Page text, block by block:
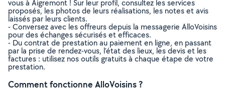
vous à Aigremont ! Sur leur profil, consultez les services
proposés, les photos de leurs réalisations, les notes et avis
laissés par leurs clients.
- Conversez avec les offreurs depuis la messagerie AlloVoisins
pour des échanges sécurisés et efficaces.
- Du contrat de prestation au paiement en ligne, en passant
par la prise de rendez-vous, l’état des lieux, les devis et les
factures : utilisez nos outils gratuits à chaque étape de votre
prestation.
Comment fonctionne AlloVoisins ?